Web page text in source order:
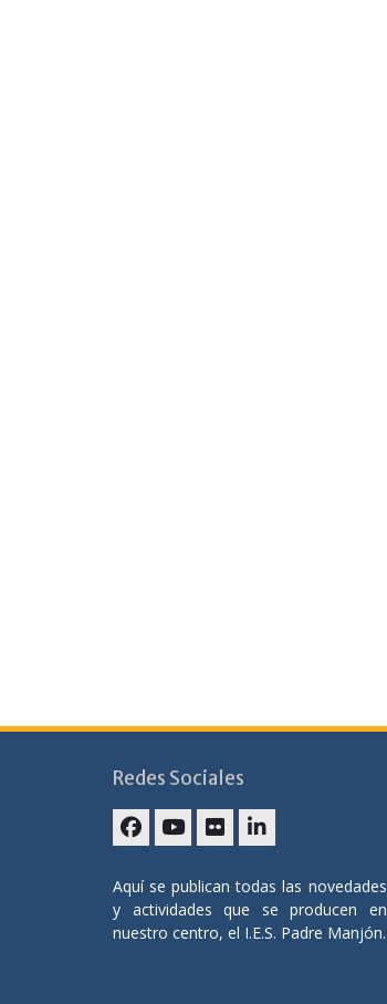
Redes Sociales
Aquí se publican todas las novedades
y actividades que se producen en
nuestro centro, el I.E.S. Padre Manjón.